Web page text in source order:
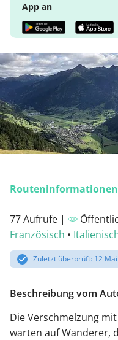
App an
Routeninformationen
77 Aufrufe |
Französisch •
Zuletzt überprüft: 12
Beschreibung vom
Die Verschmelzung
warten auf Wanderer,